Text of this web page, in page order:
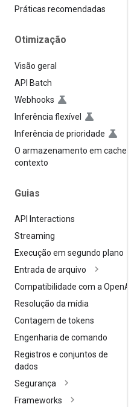
Práticas recomendadas
Otimização
Visão geral
API Batch
Webhooks
Inferência flexível
Inferência de prioridade
O armazenamento em cache de
contexto
Guias
API Interactions
Streaming
Execução em segundo plano
Entrada de arquivo
Compatibilidade com a OpenAI
Resolução da mídia
Contagem de tokens
Engenharia de comando
Registros e conjuntos de
dados
Segurança
Frameworks